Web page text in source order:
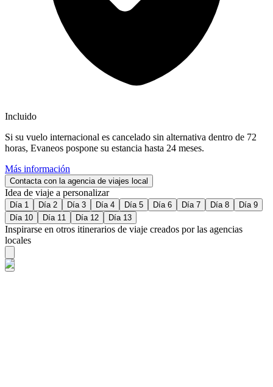
Incluido
Si su vuelo internacional es cancelado sin alternativa dentro de 72
horas, Evaneos pospone su estancia hasta 24 meses.
Más información
Contacta con la agencia de viajes local
Idea de viaje a personalizar
Día 1 Día 2 Día 3 Día 4 Día 5 Día 6 Día 7 Día 8
Día 9
Día 10
Día 11 Día 12 Día 13
Inspirarse en otros itinerarios de viaje creados por las agencias
locales